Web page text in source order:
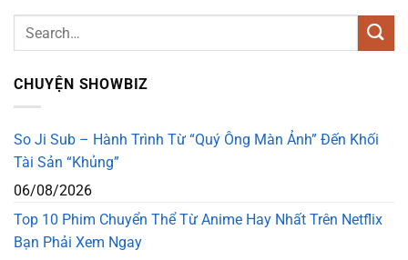
CHUYỆN SHOWBIZ
So Ji Sub – Hành Trình Từ “Quý Ông Màn Ảnh” Đến Khối
Tài Sản “Khủng”
06/08/2026
Top 10 Phim Chuyển Thể Từ Anime Hay Nhất Trên Netflix
Bạn Phải Xem Ngay